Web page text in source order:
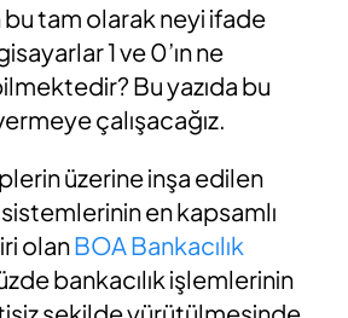
tam olarak neyi ifade
1 ve 0’ın ne
Bu yazıda bu
çalışacağız.
üzerine inşa edilen
en kapsamlı
olanBOA Bankacılık
bankacılık işlemlerinin